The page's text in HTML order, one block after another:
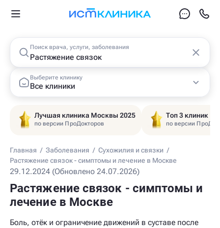
Поиск врача, услуги, заболевания
Выберите клинику
Все клиники
Лучшая клиника Москвы 2025
по версии ПроДокторов
Топ 3 клиник
по версии
Главная / Заболевания / Сухожилия и связки /
Растяжение связок - симптомы и лечение в Москве
29.12.2024 (Обновлено 24.07.2026)
Растяжение связок - симптомы и
лечение в Москве
Боль, отёк и ограничение движений в суставе после